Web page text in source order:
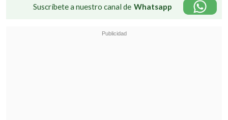
Suscríbete a nuestro canal de Whatsapp